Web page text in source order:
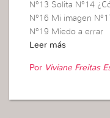
N°13 Solita N°14
N°16 Mi imagen
N°19 Miedo a errar
Leer más
Por Viviane Freitas